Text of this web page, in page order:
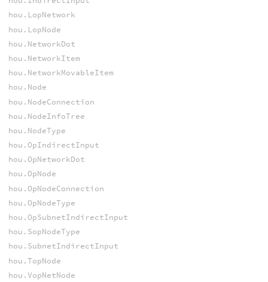
hou.LopNetwork
hou.LopNode
hou.NetworkDot
hou.NetworkItem
hou.NetworkMovableItem
hou.Node
hou.NodeConnection
hou.NodeInfoTree
hou.NodeType
hou.OpIndirectInput
hou.OpNetworkDot
hou.OpNode
hou.OpNodeConnection
hou.OpNodeType
hou.OpSubnetIndirectInput
hou.SopNodeType
hou.SubnetIndirectInput
hou.TopNode
hou.VopNetNode